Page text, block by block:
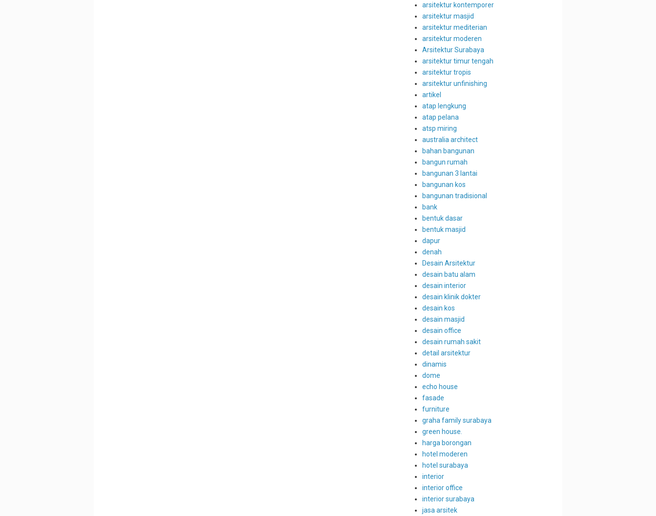
arsitektur kontemporer
arsitektur masjid
arsitektur mediterian
arsitektur moderen
Arsitektur Surabaya
arsitektur timur tengah
arsitektur tropis
arsitektur unfinishing
artikel
atap lengkung
atap pelana
atsp miring
australia architect
bahan bangunan
bangun rumah
bangunan 3 lantai
bangunan kos
bangunan tradisional
bank
bentuk dasar
bentuk masjid
dapur
denah
Desain Arsitektur
desain batu alam
desain interior
desain klinik dokter
desain kos
desain masjid
desain office
desain rumah sakit
detail arsitektur
dinamis
dome
echo house
fasade
furniture
graha family surabaya
green house.
harga borongan
hotel moderen
hotel surabaya
interior
interior office
interior surabaya
jasa arsitek